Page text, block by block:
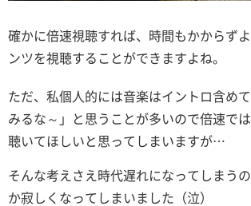
確かに倍速視聴すれば、時間もかからず
ンツを視聴することができますよね。
ただ、私個人的には音楽はイントロ含め
みるな～」と思うことが多いので倍速で
聴いてほしいと思ってしまいますが…
そんな考えさえ時代遅れになってしまう
か寂しくなってしまいました（泣）